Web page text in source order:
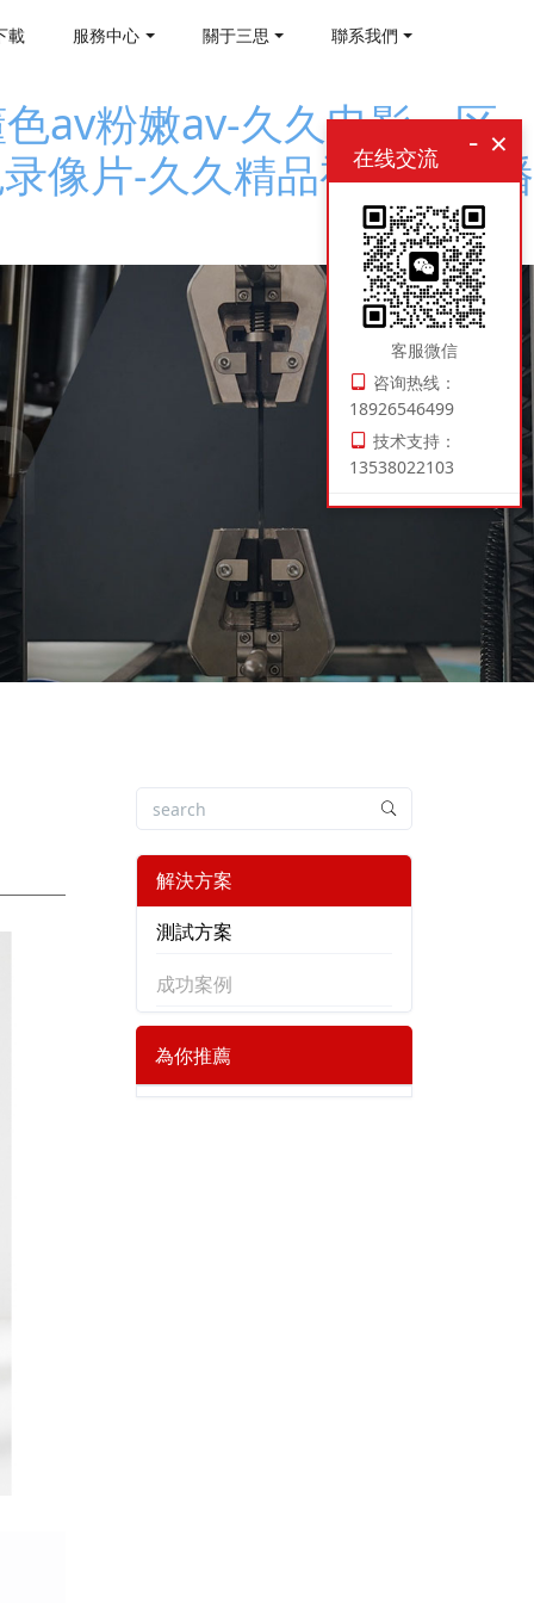
av粉嫩av-久久电影一区-
像片-久久精品视频免费播
載 服務中心 關于三思 聯系我們
解決方案
測試方案
成功案例
為你推薦
×
-
在线交流
客服微信
咨询热线：
18926546499
技术支持：
13538022103